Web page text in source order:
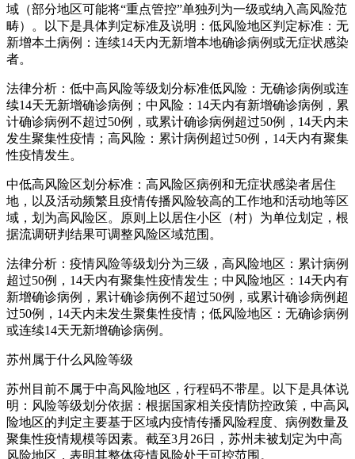
域（部分地区可能将“重点管控”单独列为一级或纳入高风险范
畴）。以下是具体判定标准及说明：低风险地区判定标准：无
新增本土病例：连续14天内无新增本地确诊病例或无症状感染
者。
法律分析：低中高风险等级划分标准低风险：无确诊病例或连
续14天无新增确诊病例；中风险：14天内有新增确诊病例，累
计确诊病例不超过50例，或累计确诊病例超过50例，14天内未
发生聚集性疫情；高风险：累计病例超过50例，14天内有聚集
性疫情发生。
中低高风险区划分标准：高风险区病例和无症状感染者居住
地，以及活动频繁且疫情传播风险较高的工作地和活动地等区
域，划为高风险区。原则上以居住小区（村）为单位划定，根
据流调研判结果可调整风险区域范围。
法律分析：疫情风险等级划分为三级，高风险地区：累计病例
超过50例，14天内有聚集性疫情发生；中风险地区：14天内有
新增确诊病例，累计确诊病例不超过50例，或累计确诊病例超
过50例，14天内未发生聚集性疫情；低风险地区：无确诊病例
或连续14天无新增确诊病例。
苏州属于什么风险等级
苏州目前不属于中高风险地区，行程码不带星。以下是具体说
明：风险等级划分依据：根据国家相关疫情防控政策，中高风
险地区的判定主要基于区域内疫情传播风险程度、病例数量及
聚集性疫情规模等因素。截至3月26日，苏州未被划定为中高
风险地区，表明其整体疫情风险处于可控范围。